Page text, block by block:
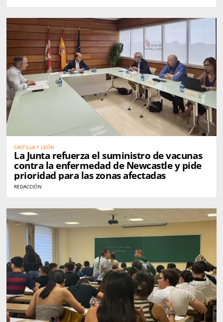
CASTILLA Y LEÓN
La Junta refuerza el suministro de vacunas
contra la enfermedad de Newcastle y pide
prioridad para las zonas afectadas
REDACCIÓN